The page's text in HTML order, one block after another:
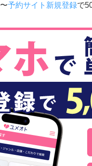
〜予約サイト新規登録で